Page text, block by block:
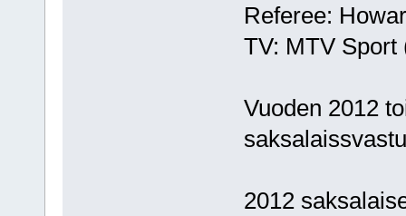
Referee:
TV: MTV Sport
Vuoden 2012
2012